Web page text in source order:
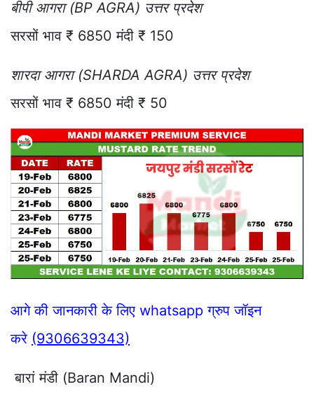
बीपी आगरा (BP AGRA) उत्तर प्रदेश
सरसों भाव ₹ 6850 मंदी ₹ 150
शारदा आगरा (SHARDA AGRA) उत्तर प्रदेश
सरसों भाव ₹ 6850 मंदी ₹ 50
आगे की जानकारी के लिए whatsapp ग्रुप जॉइन
करे (9306639343)
बारां मंडी (Baran Mandi)